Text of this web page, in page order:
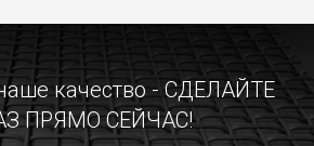
качество - СДЕЛАЙТЕ
ПРЯМО СЕЙЧАС!